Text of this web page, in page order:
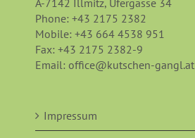
A-7142 Illmitz, Ufergasse 34
Phone: +43 2175 2382
Mobile: +43 664 4538 951
Fax: +43 2175 2382-9
Email: office@kutschen-gangl.at
Impressum